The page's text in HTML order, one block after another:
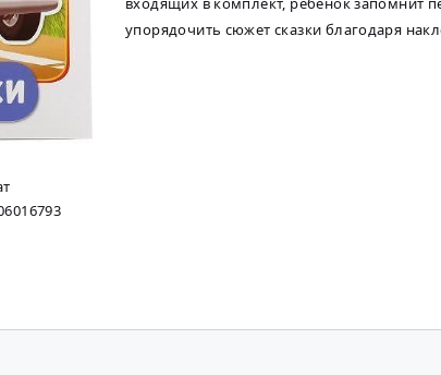
упорядочить сюжет сказки благодаря